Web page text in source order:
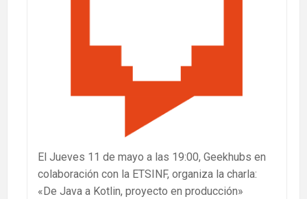
El Jueves 11 de mayo a las 19:00, Geekhubs en
colaboración con la ETSINF, organiza la charla:
«De Java a Kotlin, proyecto en producción»